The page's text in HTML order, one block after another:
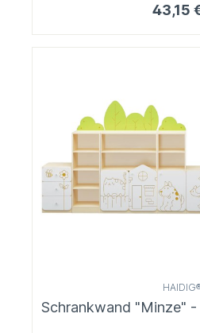
43,15
Schrankwand "Minze"